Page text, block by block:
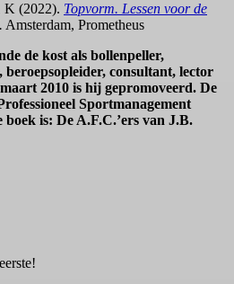
K (2022). Topvorm. Lessen voor de
. Amsterdam, Prometheus
de kost als bollenpeller,
consultant, lector
2010 is hij gepromoveerd. De
Sportmanagement
is: De A.F.C.’ers van J.B.